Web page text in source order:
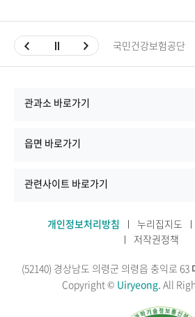
국민건강보험공단
관과소 바로가기
읍면 바로가기
관련사이트 바로가기
개인정보처리방침 누리집지도
저작권정책
(52140) 경상남도 의령군 의령읍 충익로 63
Copyright © Uiryeong. All